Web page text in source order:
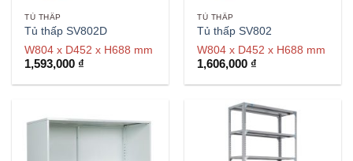
TỦ THẤP
Tủ thấp SV802D
W804 x D452 x H688 mm
1,593,000 ₫
TỦ THẤP
Tủ thấp SV802
W804 x D452 x H688 mm
1,606,000 ₫